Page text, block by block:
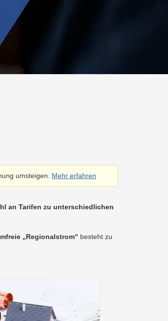
Förderungen
Beratung
für
SERVICE
umsteigen. Mehr erfahren
an Tarifen zu unterschiedlichen
„Regionalstrom“ besteht zu